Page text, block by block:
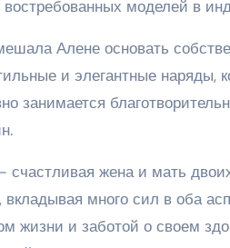
моделей в
Алене основать
и элегантные наряды,
занимается
жена и мать
много сил в оба
жизни и заботой о своем